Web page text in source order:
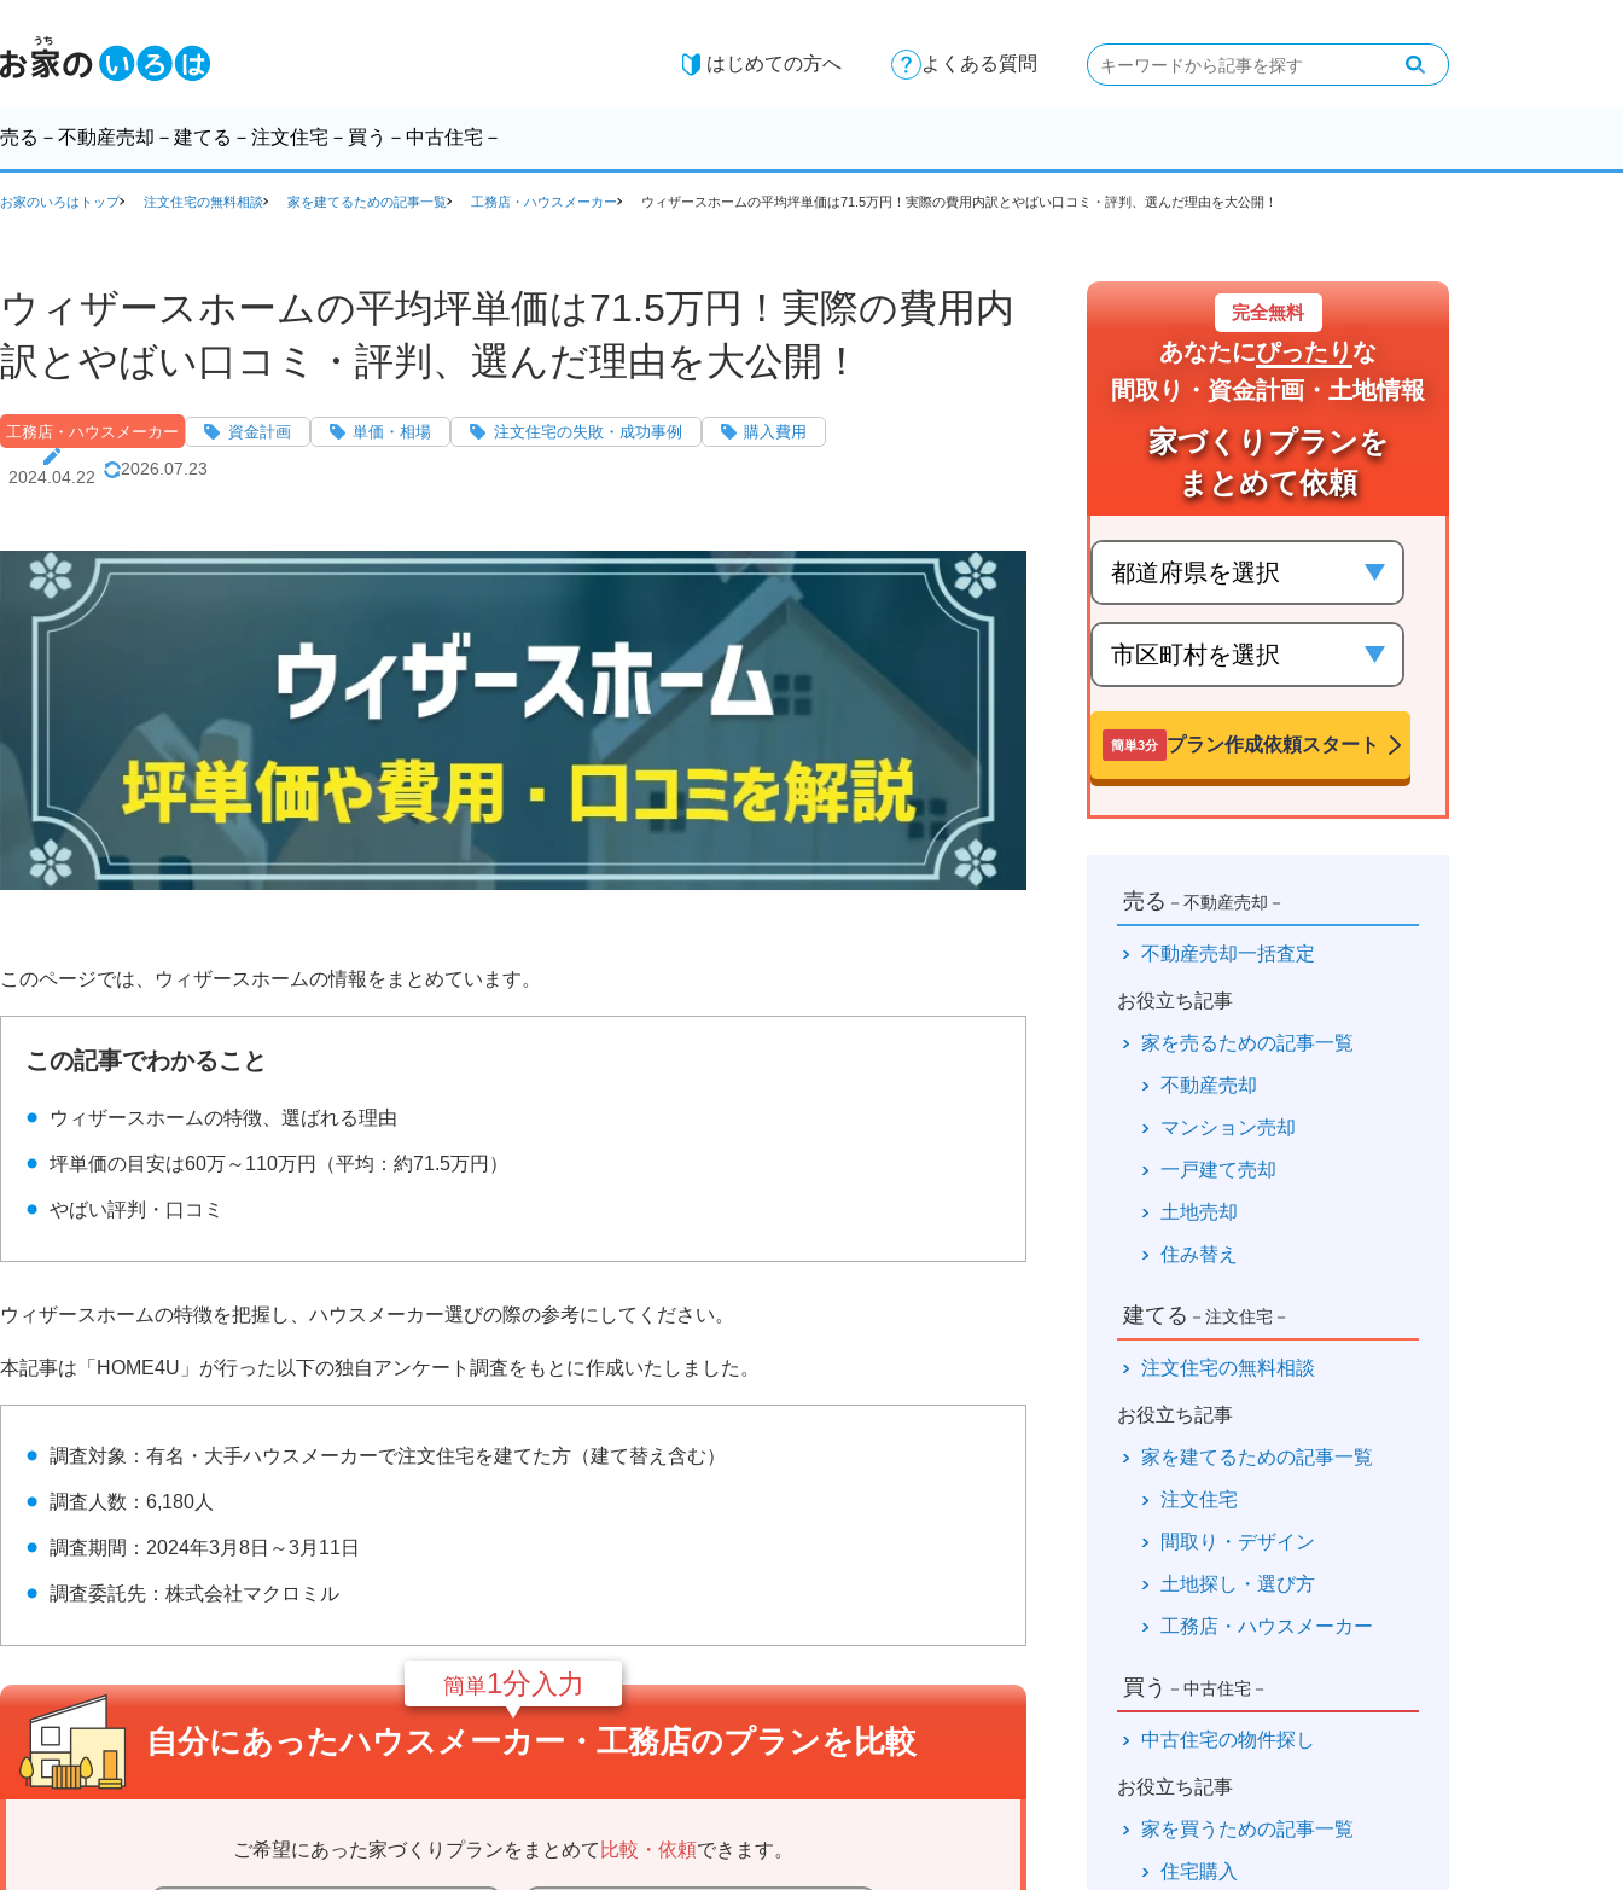
はじめての方へ よくある質問
売る －不動産売却－ 建てる －注文住宅－ 買う －中古住宅－
お家のいろはトップ 注文住宅の無料相談 家を建てるための記事一覧 工務店・ハウスメーカー ウィザースホームの平均坪単価は71.5万円！実際の費用内訳とやばい口コミ・評判、選んだ理由を大公開！
ウィザースホームの平均坪単価は71.5万円！実際の費用内
訳とやばい口コミ・評判、選んだ理由を大公開！
工務店・ハウスメーカー 資金計画 単価・相場 注文住宅の失敗・成功事例 購入費用
2024.04.22 2026.07.23
このページでは、ウィザースホームの情報をまとめています。
この記事でわかること
ウィザースホームの特徴、選ばれる理由
坪単価の目安は60万～110万円（平均：約71.5万円）
やばい評判・口コミ
ウィザースホームの特徴を把握し、ハウスメーカー選びの際の参考にしてください。
本記事は「HOME4U」が行った以下の独自アンケート調査をもとに作成いたしました。
調査対象：有名・大手ハウスメーカーで注文住宅を建てた方（建て替え含む）
調査人数：6,180人
調査期間：2024年3月8日～3月11日
調査委託先：株式会社マクロミル
簡単1分 入力
自分にあったハウスメーカー・ 工務店のプランを比較
ご希望にあった家づくりプランをまとめて 比較・依頼できます。
完全無料
あなたにぴったり な
間取り・資金計画・土地情報
家づくりプランを
まとめて依頼
簡単3分 プラン作成依頼スタート
売る －不動産売却－
不動産売却一括査定
お役立ち記事
家を売るための記事一覧
不動産売却
マンション売却
一戸建て売却
土地売却
住み替え
建てる －注文住宅－
注文住宅の無料相談
お役立ち記事
家を建てるための記事一覧
注文住宅
間取り・デザイン
土地探し・選び方
工務店・ハウスメーカー
買う －中古住宅－
中古住宅の物件探し
お役立ち記事
家を買うための記事一覧
住宅購入